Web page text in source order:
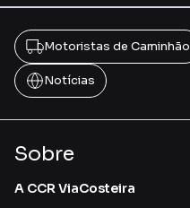
Motoristas de Caminhão
Notícias
Sobre
A CCR ViaCosteira